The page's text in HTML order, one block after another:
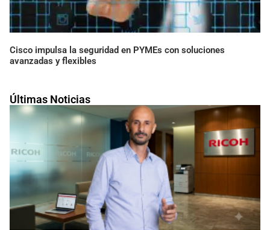
Últimas Noticias
Cisco impulsa la seguridad en PYMEs con soluciones
avanzadas y flexibles